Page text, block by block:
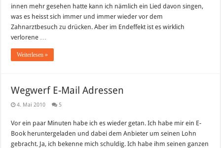
innen mehr gesehen hatte kann ich nämlich ein Lied davon singen,
was es heisst sich immer und immer wieder vor dem
Zahnarztbesuch zu drücken. Aber im Endeffekt ist es wirklich
verlorene …
Weiterlesen »
Wegwerf E-Mail Adressen
4. Mai 2010 5
Vor ein paar Minuten habe ich es wieder getan. Ich habe mir ein E-
Book heruntergeladen und dabei dem Anbieter um seinen Lohn
gebracht. Ja, ich bekenne mich schuldig. Ich habe ihm seinen ganzen